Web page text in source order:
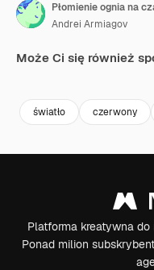
Płomienie ognia na
Andrei Armiagov
Może Ci się również
światło czerwony
Platforma kreatywna
Ponad milion